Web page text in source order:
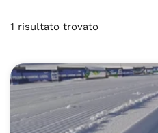
1 risultato trovato